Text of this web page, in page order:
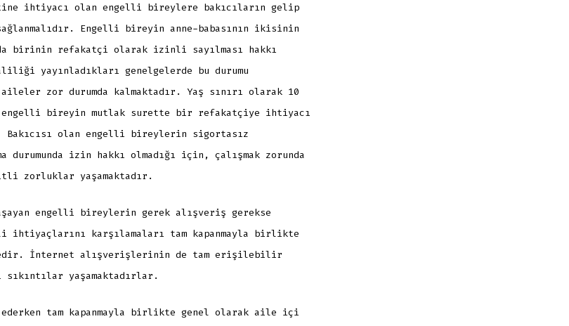
ihtiyacı olan engelli bireylere bakıcıların gelip
Engelli bireyin anne-babasının ikisinin
birinin refakatçi olarak izinli sayılması hakkı
yayınladıkları genelgelerde bu durumu
zor durumda kalmaktadır. Yaş sınırı olarak 10
bireyin mutlak surette bir refakatçiye ihtiyacı
Bakıcısı olan engelli bireylerin sigortasız
durumunda izin hakkı olmadığı için, çalışmak zorunda
zorluklar yaşamaktadır.
engelli bireylerin gerek alışveriş gerekse
karşılamaları tam kapanmayla birlikte
İnternet alışverişlerinin de tam erişilebilir
sıkıntılar yaşamaktadırlar.
ederken tam kapanmayla birlikte genel olarak aile içi